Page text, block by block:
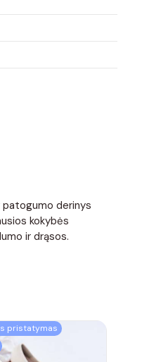
patogumo derinys
kokybės
ir drąsos.
pristatymas